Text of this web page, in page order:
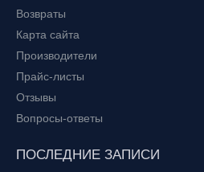
Возвраты
Карта сайта
Производители
Прайс-листы
Отзывы
Вопросы-ответы
ПОСЛЕДНИЕ ЗАПИСИ